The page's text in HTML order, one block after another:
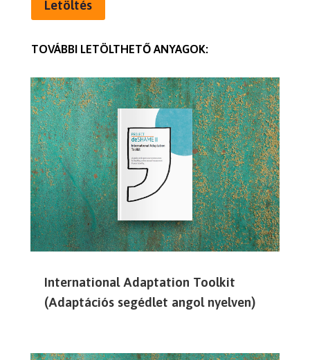
Letöltés
TOVÁBBI LETÖLTHETŐ ANYAGOK:
International Adaptation Toolkit
(Adaptációs segédlet angol nyelven)